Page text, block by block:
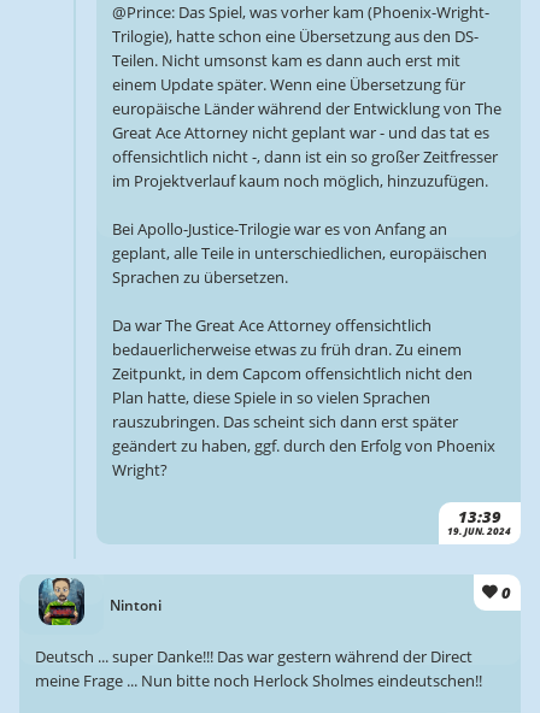
13:39
19. JUN. 2024
@Prince: Das Spiel, was vorher kam (Phoenix-Wright-
Trilogie), hatte schon eine Übersetzung aus den DS-
Teilen. Nicht umsonst kam es dann auch erst mit
einem Update später. Wenn eine Übersetzung für
europäische Länder während der Entwicklung von The
Great Ace Attorney nicht geplant war - und das tat es
offensichtlich nicht -, dann ist ein so großer Zeitfresser
im Projektverlauf kaum noch möglich, hinzuzufügen.
Bei Apollo-Justice-Trilogie war es von Anfang an
geplant, alle Teile in unterschiedlichen, europäischen
Sprachen zu übersetzen.
Da war The Great Ace Attorney offensichtlich
bedauerlicherweise etwas zu früh dran. Zu einem
Zeitpunkt, in dem Capcom offensichtlich nicht den
Plan hatte, diese Spiele in so vielen Sprachen
rauszubringen. Das scheint sich dann erst später
geändert zu haben, ggf. durch den Erfolg von Phoenix
Wright?
Nintoni
0
Deutsch ... super Danke!!! Das war gestern während der Direct
meine Frage ... Nun bitte noch Herlock Sholmes eindeutschen!!